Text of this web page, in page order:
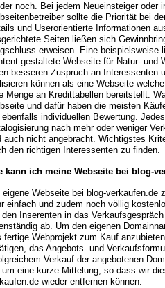
noch. Bei jedem Neueinsteiger oder
sollte die Priorität bei
und Userorientierte Informationen
Seiten ließen sich
erweisen. Eine beispielsweise
gestaltete Webseite für Natur- und
besseren Zuspruch an Interessenten
können als eine Webseite
Menge an Kredittabellen bereitstellt.
und dafür haben die meisten
ebenfalls individuellen Bewertung.
nach mehr oder weniger
auch nicht angebracht. Wichtigstes
den richtigen Interessenten zu finden.
kann ich meine Webseite bei blog-
eigene Webseite bei blog-
einfach und zudem noch völlig
Inserenten in das
ab. Um den eigenen
fertige Webprojekt zum Kauf
das Angebots- und
Verkauf der angebotenen
um eine kurze Mittelung, so dass wir
wieder entfernen können.